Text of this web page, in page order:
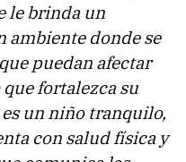
le brinda un
ambiente donde se
puedan afectar
fortalezca su
un niño tranquilo,
con salud física y